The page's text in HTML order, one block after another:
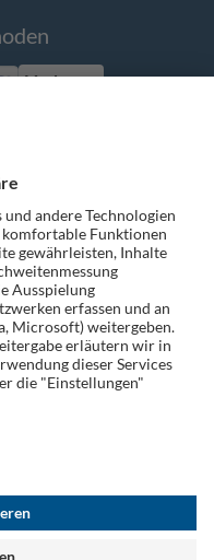
Vorkasse
Media